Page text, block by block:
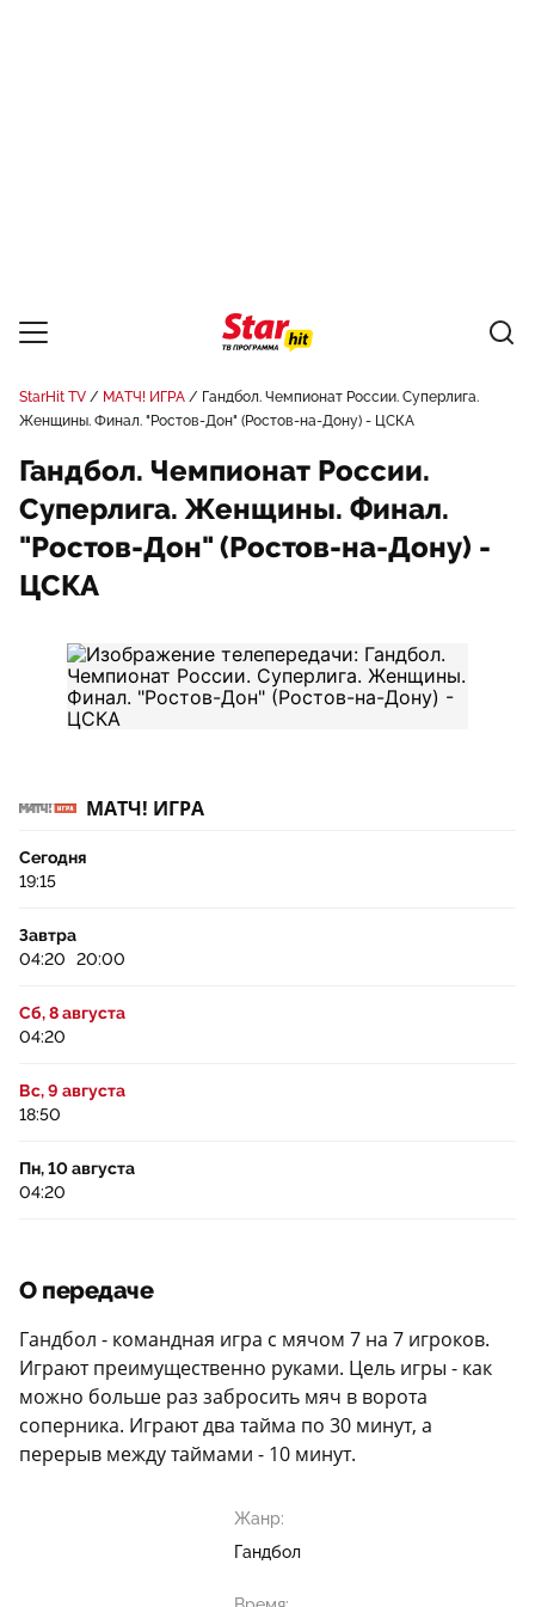
StarHit TV МАТЧ! ИГРА
Гандбол. Чемпионат России. Суперлига.
Женщины. Финал. "Ростов-Дон" (Ростов-на-Дону) - ЦСКА
Гандбол. Чемпионат России.
Суперлига. Женщины. Финал.
"Ростов-Дон" (Ростов-на-Дону) -
ЦСКА
МАТЧ! ИГРА
Сегодня
19:15
Завтра
04:20
20:00
Сб, 8 августа
04:20
Вс, 9 августа
18:50
Пн, 10 августа
04:20
О передаче
Гандбол - командная игра с мячом 7 на 7 игроков.
Играют преимущественно руками. Цель игры - как
можно больше раз забросить мяч в ворота
соперника. Играют два тайма по 30 минут, а
перерыв между таймами - 10 минут.
Жанр:
Гандбол